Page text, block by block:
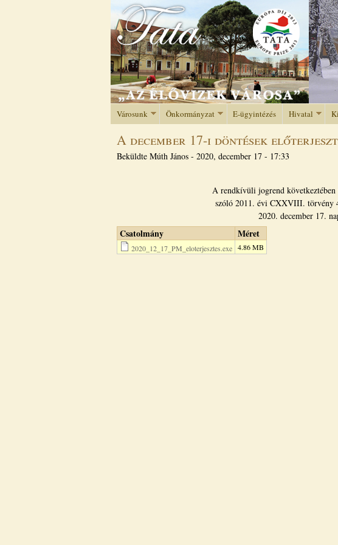
Városunk Önkormányzat E-ügyintézés Hivatal
A december 17-i döntések
Beküldte Múth János - 2020, december 17 - 17:33
A rendkívüli jogrend következtében
szóló 2011. évi CXXVIII. törvény
2020. december 17.
Csatolmány Méret
2020_12_17_PM_eloterjesztes.exe 4.86 MB